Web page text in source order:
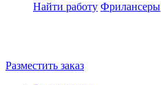
Найти работу Фрилансеры
Разместить заказ